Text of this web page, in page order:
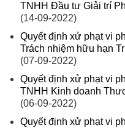
TNHH Đầu tư Giải trí
(14-09-2022)
Quyết định xử phạt vi
Trách nhiệm hữu hạn
(07-09-2022)
Quyết định xử phạt vi
TNHH Kinh doanh
(06-09-2022)
Quyết định xử phạt vi